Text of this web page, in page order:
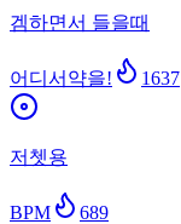
겜하면서 들을때
어디서약을! 1637
저쳇용
BPM 689